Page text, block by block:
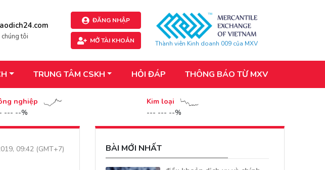
chúng tôi
ĐĂNG NHẬP
MỞ TÀI KHOẢN Thành viên Kinh doanh 009 của MXV
TRUNG TÂM CSKH HỎI ĐÁP THÔNG BÁO TỪ MXV
nghiệp
--- --%
Kim loại
--- --- --%
09:42 (GMT+7) BÀI MỚI NHẤT